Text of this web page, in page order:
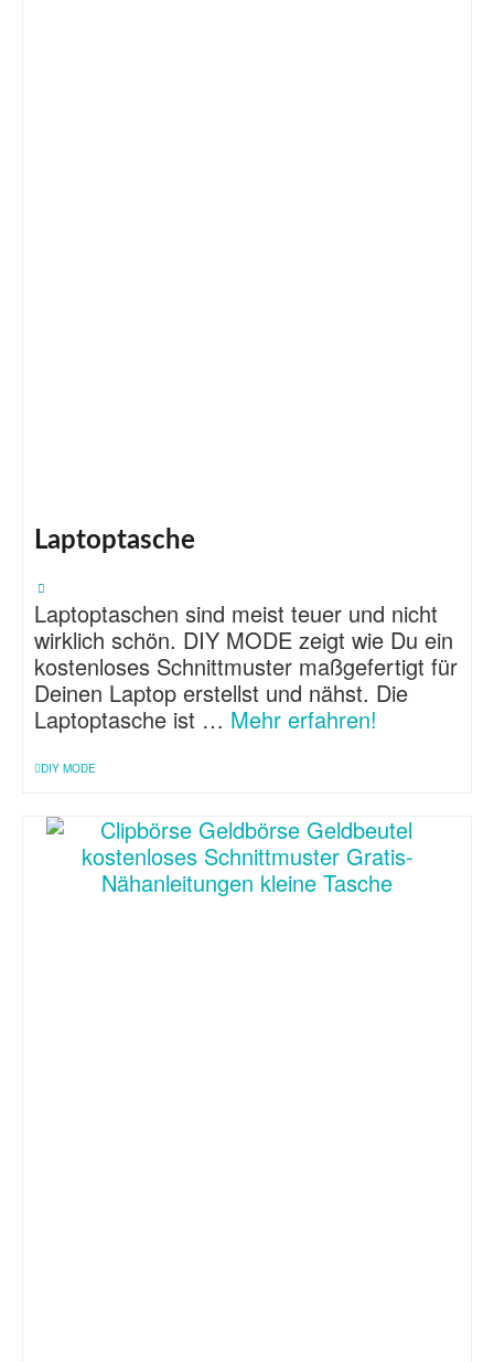
Laptoptasche
Laptoptaschen sind meist teuer und nicht
wirklich schön. DIY MODE zeigt wie Du ein
kostenloses Schnittmuster maßgefertigt für
Deinen Laptop erstellst und nähst. Die
Laptoptasche ist … Mehr erfahren!
DIY MODE